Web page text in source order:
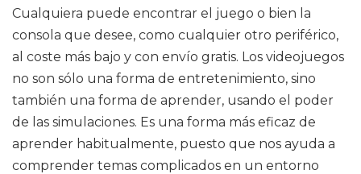
Cualquiera puede encontrar el juego o bien la
consola que desee, como cualquier otro periférico,
al coste más bajo y con envío gratis. Los videojuegos
no son sólo una forma de entretenimiento, sino
también una forma de aprender, usando el poder
de las simulaciones. Es una forma más eficaz de
aprender habitualmente, puesto que nos ayuda a
comprender temas complicados en un entorno